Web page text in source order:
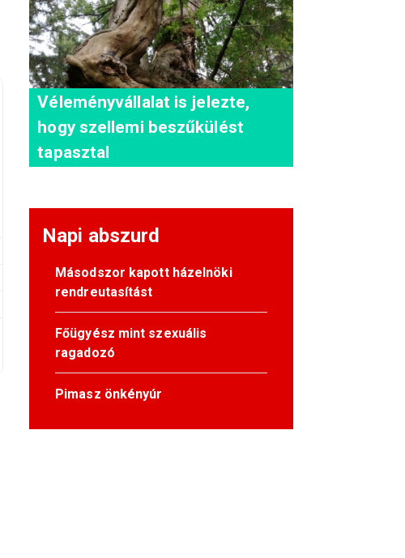
Véleményvállalat is jelezte,
hogy szellemi beszűkülést
tapasztal
Napi abszurd
Másodszor kapott házelnöki
rendreutasítást
Főügyész mint szexuális
ragadozó
Pimasz önkényúr